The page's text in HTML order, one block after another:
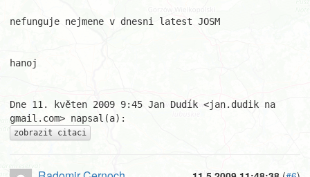
nefunguje nejmene v dnesni latest JOSM
hanoj
Dne 11. květen 2009 9:45 Jan Dudík <jan.dudik na
zobrazit citaci